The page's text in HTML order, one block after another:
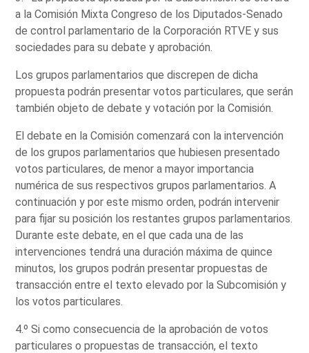
a la Comisión Mixta Congreso de los Diputados-Senado
de control parlamentario de la Corporación RTVE y sus
sociedades para su debate y aprobación.
Los grupos parlamentarios que discrepen de dicha
propuesta podrán presentar votos particulares, que serán
también objeto de debate y votación por la Comisión.
El debate en la Comisión comenzará con la intervención
de los grupos parlamentarios que hubiesen presentado
votos particulares, de menor a mayor importancia
numérica de sus respectivos grupos parlamentarios. A
continuación y por este mismo orden, podrán intervenir
para fijar su posición los restantes grupos parlamentarios.
Durante este debate, en el que cada una de las
intervenciones tendrá una duración máxima de quince
minutos, los grupos podrán presentar propuestas de
transacción entre el texto elevado por la Subcomisión y
los votos particulares.
4.º Si como consecuencia de la aprobación de votos
particulares o propuestas de transacción, el texto